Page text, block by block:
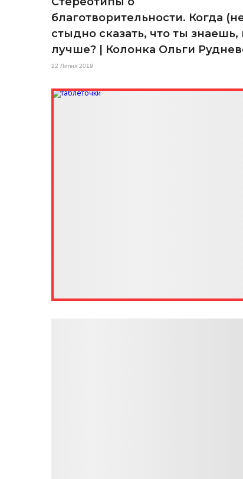
благотворительности. Когда
стыдно сказать, что ты знаешь,
лучше? | Колонка Ольги
22 Липня 2019